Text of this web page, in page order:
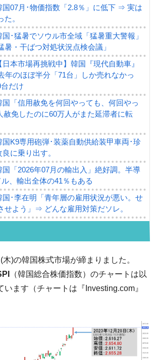
国07月･物価指数「2.8％」に低下 ⇒ 実は
。
国･猛暑でソウル市全域「猛暑重大警報」
暑・干ばつ対処状況点検会議」
日本市場再挑戦中】韓国『現代自動車』
年のほぼ半分「71台」しか売れなかっ
だけ
国「信用赦免を何回やっても、何回やっ
免したのに60万人がまた延滞者に転
国K9専用砲弾･装薬自動供給装甲車両･珍
に乗り出す。
国「2026年07月の輸出入」絶好調。半導
、輸出全体の41％もある
国･李在明「青年層の雇用状況が悪い。せ
せよう」⇒ どんな雇用対策だソレ。
国「ここは北朝鮮なのか。選管がサーバ
を入力したのは明白だ」
韓国銀行』が「金の保有量を増やしま
するドル入手」手段ではないのか？
)の韓国株式市場が締まりました。
（韓国総合株価指数）のチャートは以
います（チャートは『Investing.com』